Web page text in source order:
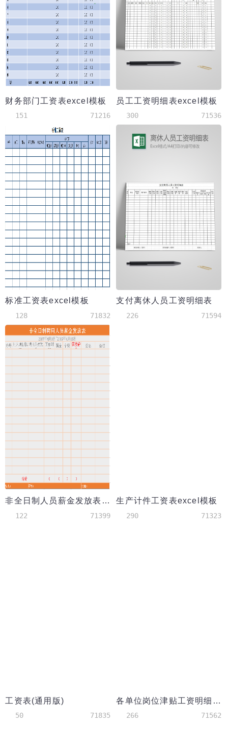
财务部门工资表excel模板
151 71216
员工工资明细表excel模板
300 71536
标准工资表excel模板
128 71832
支付离休人员工资明细表
226 71594
非全日制人员薪金发放表excel模板
122 71399
生产计件工资表excel模板
290 71323
工资表(通用版)
50 71835
各单位岗位津贴工资明细表模板
266 71562